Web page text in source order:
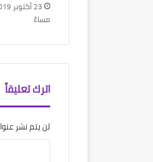
مساءً
اترك تعليقاً
لن يتم نشر